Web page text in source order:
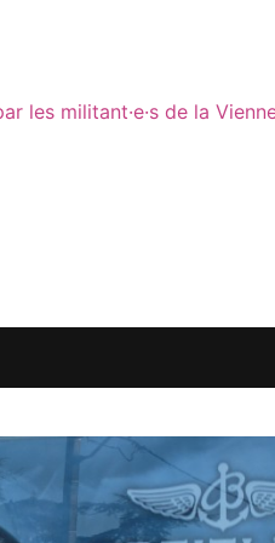
les militant·e·s de la